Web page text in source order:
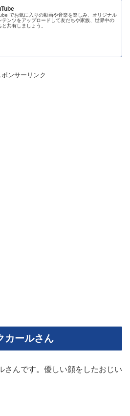
でお気に入りの動画や音楽を楽しみ、オリジナル
テンツをアップロードして友だちや家族、世界中の
と共有しましょう。
ポンサーリンク
カールさん
さんです。優しい顔をしたおじい